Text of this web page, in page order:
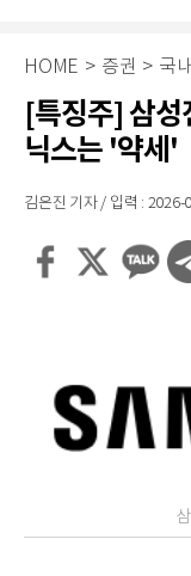
HOME > 증권 > 국
[특징주] 삼
닉스는 '약세'
김은진 기자 / 입력 : 2026-